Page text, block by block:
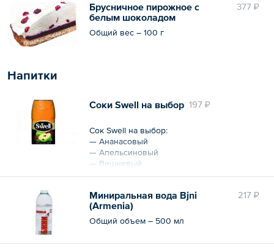
377 ₽
Брусничное пирожное с
белым шоколадом
Общий вес – 100 г
Напитки
197 ₽
Соки Swell на выбор
Сок Swell на выбор:
— Ананасовый
— Апельсиновый
— Вишневый
— Томатный
Общий объем – 250 мл
217 ₽
Миниральная вода Bjni
(Armenia)
Общий объем – 500 мл